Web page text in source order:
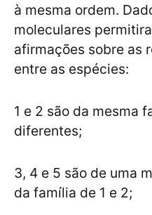
à mesma ordem.
moleculares
afirmações sobre as
entre as espécies:
1 e 2 são da mesma
diferentes;
3, 4 e 5 são de uma
da família de 1 e 2;